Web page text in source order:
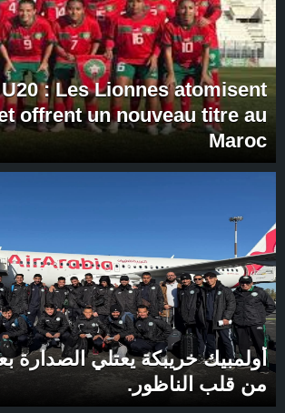
: Les Lionnes atomisent
offrent un nouveau titre au
Maroc
أولمبيك خريبكة يعتلي الصدارة
من قلب الناظور.